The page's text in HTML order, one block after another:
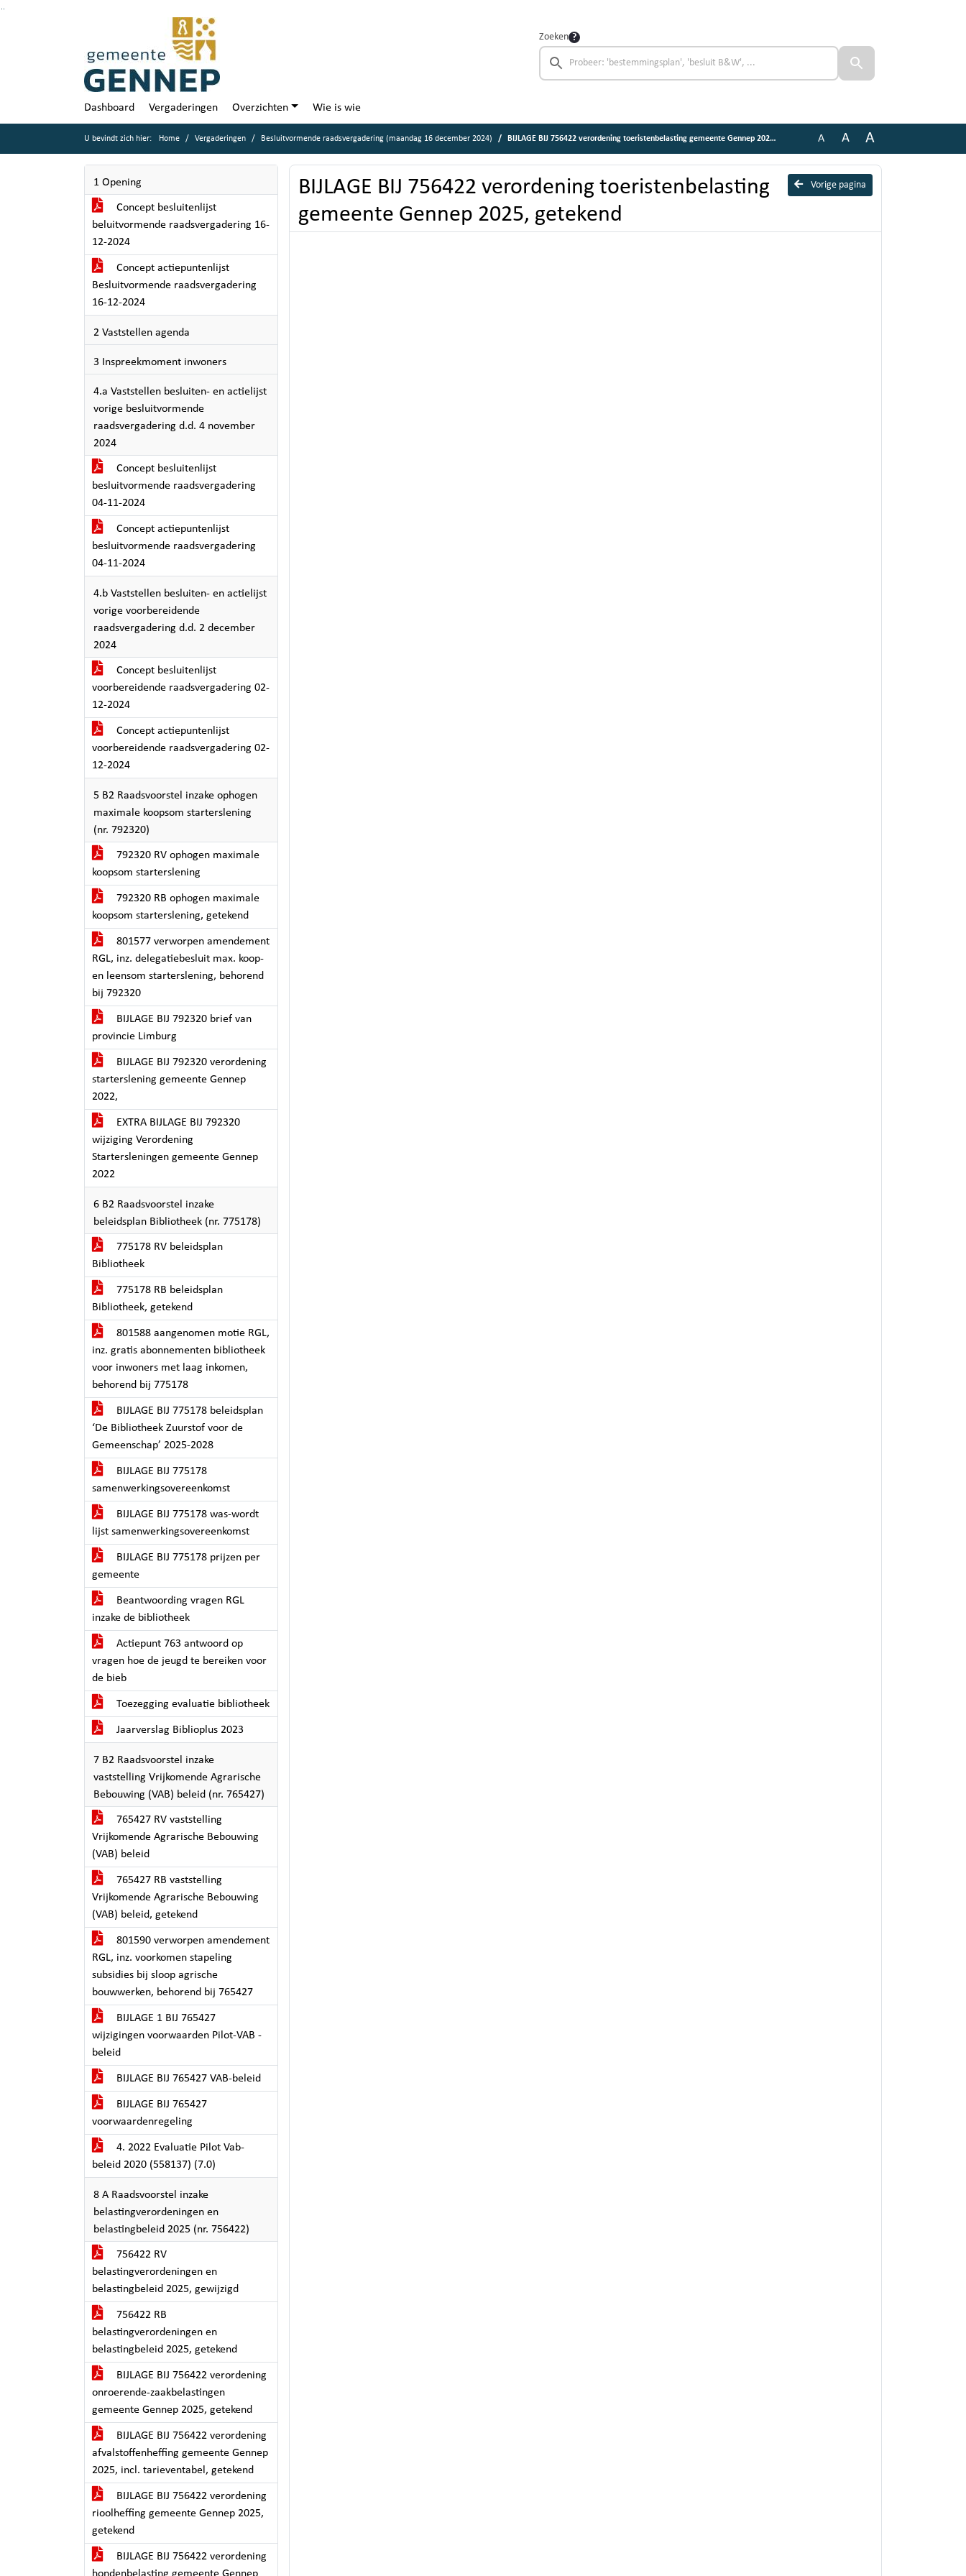
Zoeken
Dashboard Vergaderingen Overzichten Wie is wie
U bevindt zich hier: Home Vergaderingen Besluitvormende raadsvergadering (maandag 16 december 2024) BIJLAGE BIJ 756422 verordening toeristenbelasting gemeente Gennep 2025, getekend A A A
1 Opening
Concept besluitenlijst
beluitvormende raadsvergadering 16-
12-2024
Concept actiepuntenlijst
Besluitvormende raadsvergadering
16-12-2024
2 Vaststellen agenda
3 Inspreekmoment inwoners
4.a Vaststellen besluiten- en actielijst
vorige besluitvormende
raadsvergadering d.d. 4 november
2024
Concept besluitenlijst
besluitvormende raadsvergadering
04-11-2024
Concept actiepuntenlijst
besluitvormende raadsvergadering
04-11-2024
4.b Vaststellen besluiten- en actielijst
vorige voorbereidende
raadsvergadering d.d. 2 december
2024
Concept besluitenlijst
voorbereidende raadsvergadering 02-
12-2024
Concept actiepuntenlijst
voorbereidende raadsvergadering 02-
12-2024
5 B2 Raadsvoorstel inzake ophogen
maximale koopsom starterslening
(nr. 792320)
792320 RV ophogen maximale
koopsom starterslening
792320 RB ophogen maximale
koopsom starterslening, getekend
801577 verworpen amendement
RGL, inz. delegatiebesluit max. koop-
en leensom starterslening, behorend
bij 792320
BIJLAGE BIJ 792320 brief van
provincie Limburg
BIJLAGE BIJ 792320 verordening
starterslening gemeente Gennep
2022,
EXTRA BIJLAGE BIJ 792320
wijziging Verordening
Startersleningen gemeente Gennep
2022
6 B2 Raadsvoorstel inzake
beleidsplan Bibliotheek (nr. 775178)
775178 RV beleidsplan
Bibliotheek
775178 RB beleidsplan
Bibliotheek, getekend
801588 aangenomen motie RGL,
inz. gratis abonnementen bibliotheek
voor inwoners met laag inkomen,
behorend bij 775178
BIJLAGE BIJ 775178 beleidsplan
‘De Bibliotheek Zuurstof voor de
Gemeenschap’ 2025-2028
BIJLAGE BIJ 775178
samenwerkingsovereenkomst
BIJLAGE BIJ 775178 was-wordt
lijst samenwerkingsovereenkomst
BIJLAGE BIJ 775178 prijzen per
gemeente
Beantwoording vragen RGL
inzake de bibliotheek
Actiepunt 763 antwoord op
vragen hoe de jeugd te bereiken voor
de bieb
Toezegging evaluatie bibliotheek
Jaarverslag Biblioplus 2023
7 B2 Raadsvoorstel inzake
vaststelling Vrijkomende Agrarische
Bebouwing (VAB) beleid (nr. 765427)
765427 RV vaststelling
Vrijkomende Agrarische Bebouwing
(VAB) beleid
765427 RB vaststelling
Vrijkomende Agrarische Bebouwing
(VAB) beleid, getekend
801590 verworpen amendement
RGL, inz. voorkomen stapeling
subsidies bij sloop agrische
bouwwerken, behorend bij 765427
BIJLAGE 1 BIJ 765427
wijzigingen voorwaarden Pilot-VAB -
beleid
BIJLAGE BIJ 765427 VAB-beleid
BIJLAGE BIJ 765427
voorwaardenregeling
4. 2022 Evaluatie Pilot Vab-
beleid 2020 (558137) (7.0)
8 A Raadsvoorstel inzake
belastingverordeningen en
belastingbeleid 2025 (nr. 756422)
756422 RV
belastingverordeningen en
belastingbeleid 2025, gewijzigd
756422 RB
belastingverordeningen en
belastingbeleid 2025, getekend
BIJLAGE BIJ 756422 verordening
onroerende-zaakbelastingen
gemeente Gennep 2025, getekend
BIJLAGE BIJ 756422 verordening
afvalstoffenheffing gemeente Gennep
2025, incl. tarieventabel, getekend
BIJLAGE BIJ 756422 verordening
rioolheffing gemeente Gennep 2025,
getekend
BIJLAGE BIJ 756422 verordening
Vorige pagina
BIJLAGE BIJ 756422 verordening toeristenbelasting
gemeente Gennep 2025, getekend